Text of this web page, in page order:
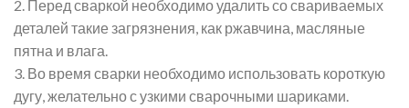
2. Перед сваркой необходимо удалить со свариваемых
деталей такие загрязнения, как ржавчина, масляные
пятна и влага.
3. Во время сварки необходимо использовать короткую
дугу, желательно с узкими сварочными шариками.